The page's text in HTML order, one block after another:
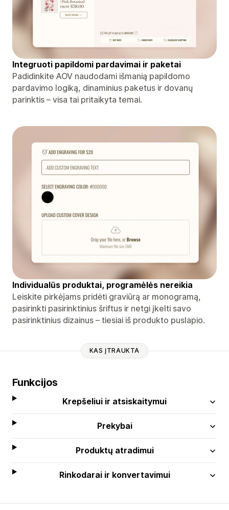
Integruoti papildomi pardavimai ir paketai
Padidinkite AOV naudodami išmanią papildomo
pardavimo logiką, dinaminius paketus ir dovanų
parinktis – visa tai pritaikyta temai.
Individualūs produktai, programėlės nereikia
Leiskite pirkėjams pridėti graviūrą ar monogramą,
pasirinkti pasirinktinius šriftus ir netgi įkelti savo
pasirinktinius dizainus – tiesiai iš produkto puslapio.
KAS ĮTRAUKTA
Funkcijos
Krepšeliui ir atsiskaitymui
Prekybai
Produktų atradimui
Rinkodarai ir konvertavimui